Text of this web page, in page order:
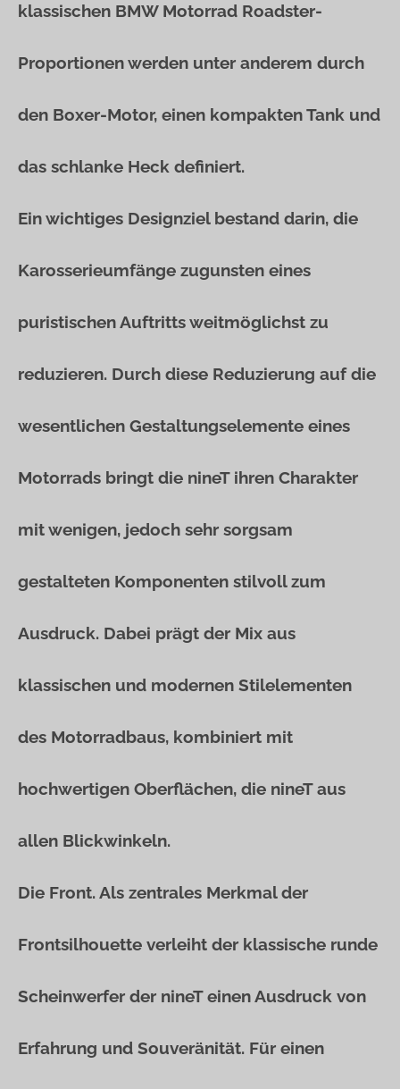
klassischen BMW Motorrad Roadster-
Proportionen werden unter anderem durch
den Boxer-Motor, einen kompakten Tank und
das schlanke Heck definiert.
Ein wichtiges Designziel bestand darin, die
Karosserieumfänge zugunsten eines
puristischen Auftritts weitmöglichst zu
reduzieren. Durch diese Reduzierung auf die
wesentlichen Gestaltungselemente eines
Motorrads bringt die nineT ihren Charakter
mit wenigen, jedoch sehr sorgsam
gestalteten Komponenten stilvoll zum
Ausdruck. Dabei prägt der Mix aus
klassischen und modernen Stilelementen
des Motorradbaus, kombiniert mit
hochwertigen Oberflächen, die nineT aus
allen Blickwinkeln.
Die Front. Als zentrales Merkmal der
Frontsilhouette verleiht der klassische runde
Scheinwerfer der nineT einen Ausdruck von
Erfahrung und Souveränität. Für einen